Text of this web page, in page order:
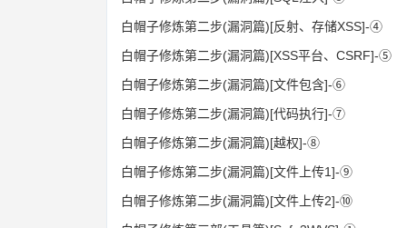
白帽子修炼第二步(漏洞篇)[反射、存储XSS]-④
白帽子修炼第二步(漏洞篇)[XSS平台、CSRF]-⑤
白帽子修炼第二步(漏洞篇)[文件包含]-⑥
白帽子修炼第二步(漏洞篇)[代码执行]-⑦
白帽子修炼第二步(漏洞篇)[越权]-⑧
白帽子修炼第二步(漏洞篇)[文件上传1]-⑨
白帽子修炼第二步(漏洞篇)[文件上传2]-⑩